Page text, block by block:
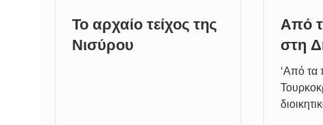
Το αρχαίο τείχος της
Νισύρου
Από
στη
‘Από τα